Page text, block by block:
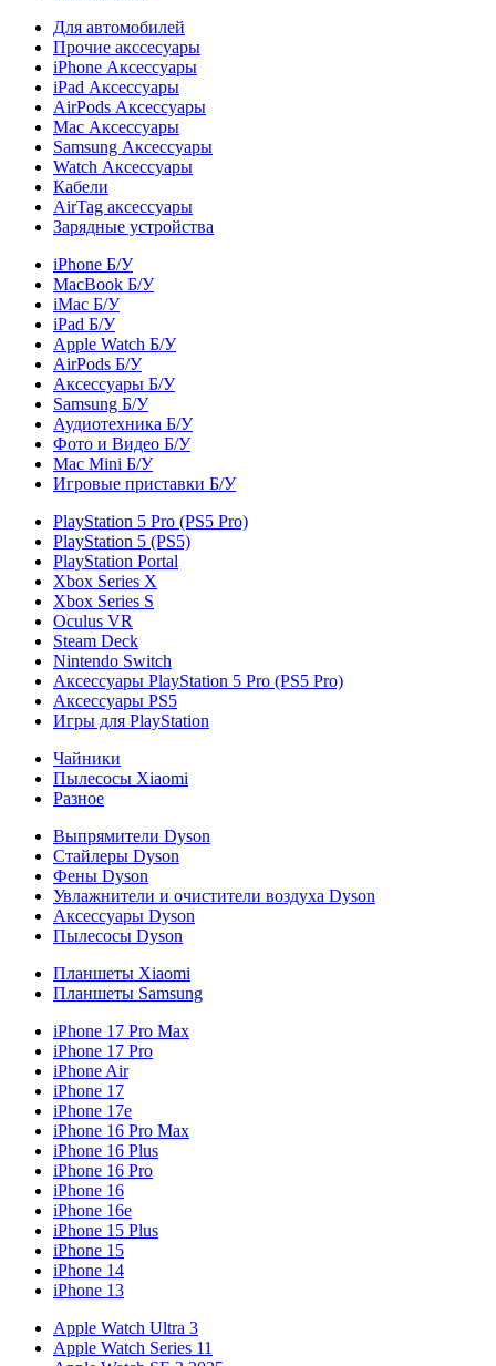
Для автомобилей
Прочие акссесуары
iPhone Аксессуары
iPad Аксессуары
AirPods Аксессуары
Mac Аксессуары
Samsung Аксессуары
Watch Аксессуары
Кабели
AirTag аксессуары
Зарядные устройства
iPhone Б/У
MacBook Б/У
iMac Б/У
iPad Б/У
Apple Watch Б/У
AirPods Б/У
Аксессуары Б/У
Samsung Б/У
Аудиотехника Б/У
Фото и Видео Б/У
Mac Mini Б/У
Игровые приставки Б/У
PlayStation 5 Pro (PS5 Pro)
PlayStation 5 (PS5)
PlayStation Portal
Xbox Series X
Xbox Series S
Oculus VR
Steam Deck
Nintendo Switch
Аксессуары PlayStation 5 Pro (PS5 Pro)
Аксессуары PS5
Игры для PlayStation
Чайники
Пылесосы Xiaomi
Разное
Выпрямители Dyson
Стайлеры Dyson
Фены Dyson
Увлажнители и очистители воздуха Dyson
Аксессуары Dyson
Пылесосы Dyson
Планшеты Xiaomi
Планшеты Samsung
iPhone 17 Pro Max
iPhone 17 Pro
iPhone Air
iPhone 17
iPhone 17e
iPhone 16 Pro Max
iPhone 16 Plus
iPhone 16 Pro
iPhone 16
iPhone 16e
iPhone 15 Plus
iPhone 15
iPhone 14
iPhone 13
Apple Watch Ultra 3
Apple Watch Series 11